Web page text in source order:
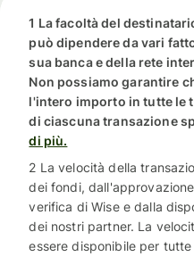
1 La facoltà del
può dipendere da vari
sua banca e della rete
Non possiamo garantire
l'intero importo in tutte le
di ciascuna transazione
di più.
2 La velocità della
dei fondi,
verifica di Wise e dalla
dei nostri partner. La
essere disponibile per tutte